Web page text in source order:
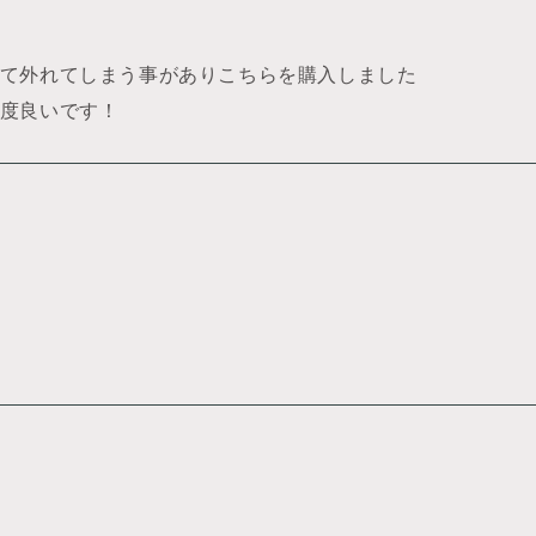
れてしまう事がありこちらを購入しました
良いです！